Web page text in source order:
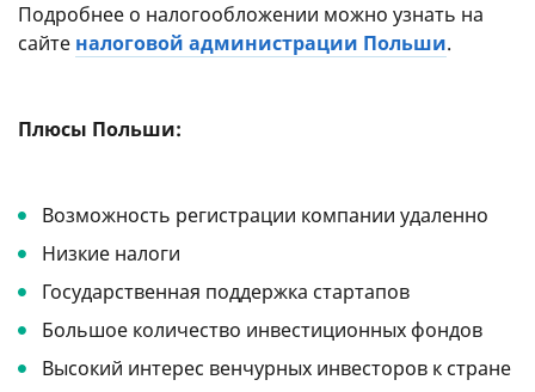
Подробнее о налогообложении можно узнать на
сайте налоговой администрации Польши.
Плюсы Польши:
Возможность регистрации компании удаленно
Низкие налоги
Государственная поддержка стартапов
Большое количество инвестиционных фондов
Высокий интерес венчурных инвесторов к стране